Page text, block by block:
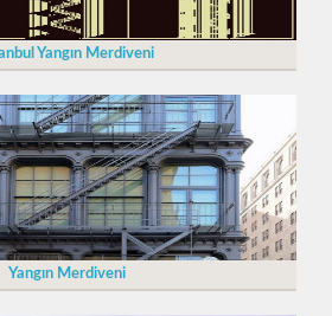
Yangın Merdiveni
Yangın Merdiveni